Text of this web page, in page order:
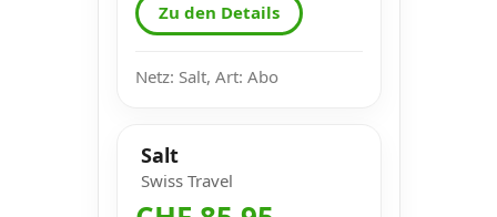
Zu den Details
Netz: Salt, Art: Abo
Salt
Swiss Travel